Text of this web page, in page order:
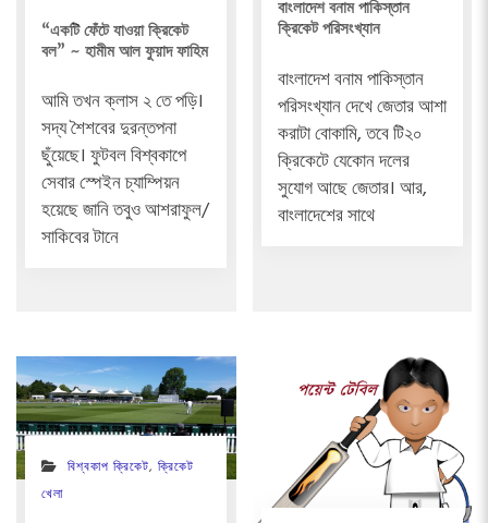
“একটি ফেঁটে যাওয়া ক্রিকেট
বল” ~ হামীম আল ফুয়াদ ফাহিম
আমি তখন ক্লাস ২ তে পড়ি।
সদ্য শৈশবের দুরন্তপনা
ছুঁয়েছে। ফুটবল বিশ্বকাপে
সেবার স্পেইন চ্যাম্পিয়ন
হয়েছে জানি তবুও আশরাফুল/
সাকিবের টানে
বাংলাদেশ বনাম পাকিস্তান
ক্রিকেট পরিসংখ্যান
বাংলাদেশ বনাম পাকিস্তান
পরিসংখ্যান দেখে জেতার আশা
করাটা বোকামি, তবে টি২০
ক্রিকেটে যেকোন দলের
সুযোগ আছে জেতার। আর,
বাংলাদেশের সাথে
বিশ্বকাপ ক্রিকেট,ক্রিকেট
খেলা